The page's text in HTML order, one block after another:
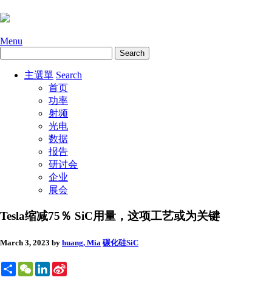
Menu
主選單 Search
首页
功率
射频
光电
数据
报告
研讨会
企业
展会
Tesla缩减75％ SiC用量，这项工艺或为关键
March 3, 2023 by huang, Mia 碳化硅SiC
ShareWeChatLinkedIn